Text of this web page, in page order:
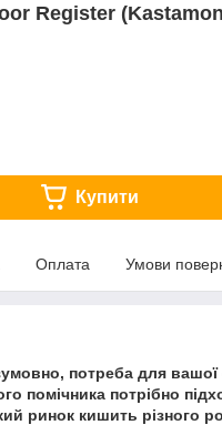
Register
Купити
Оплата Умови
потреба для вашої
помічника потрібно
ринок кишить різного